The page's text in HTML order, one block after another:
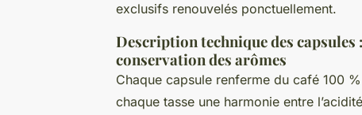
exclusifs renouvelés ponctuellement.
Description technique des
conservation des arômes
Chaque capsule renferme du café 100
chaque tasse une harmonie entre